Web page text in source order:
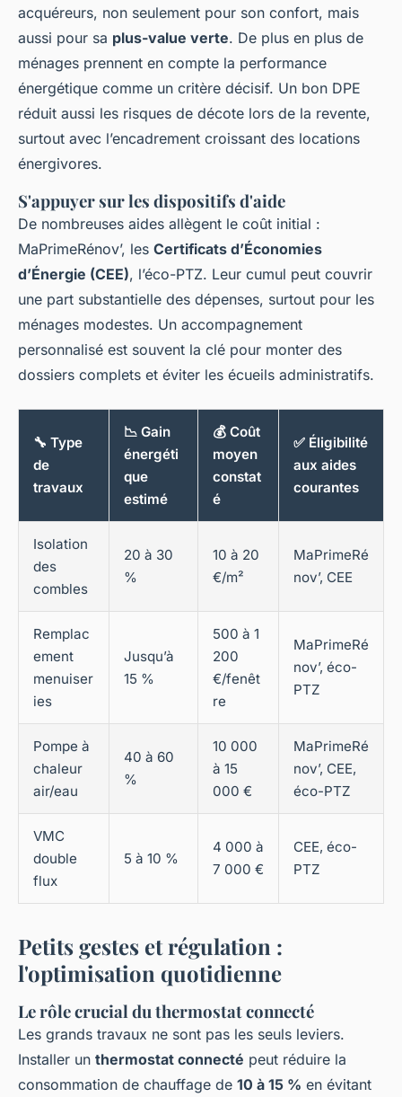
acquéreurs, non seulement pour son confort, mais
aussi pour sa plus-value verte. De plus en plus de
ménages prennent en compte la performance
énergétique comme un critère décisif. Un bon DPE
réduit aussi les risques de décote lors de la revente,
surtout avec l’encadrement croissant des locations
énergivores.
S'appuyer sur les dispositifs d'aide
De nombreuses aides allègent le coût initial :
MaPrimeRénov’, les Certificats d’Économies
d’Énergie (CEE), l’éco-PTZ. Leur cumul peut couvrir
une part substantielle des dépenses, surtout pour les
ménages modestes. Un accompagnement
personnalisé est souvent la clé pour monter des
dossiers complets et éviter les écueils administratifs.
🔧 Type
de
travaux
📉 Gain
énergéti
que
estimé
💰 Coût
moyen
constat
é
✅ Éligibilité
aux aides
courantes
Isolation
des
combles
20 à 30
%
10 à 20
€/m²
MaPrimeRé
nov’, CEE
Remplac
ement
menuiser
ies
Jusqu’à
15 %
500 à 1
200
€/fenêt
re
MaPrimeRé
nov’, éco-
PTZ
Pompe à
chaleur
air/eau
40 à 60
%
10 000
à 15
000 €
MaPrimeRé
nov’, CEE,
éco-PTZ
VMC
double
flux
5 à 10 %
4 000 à
7 000 €
CEE, éco-
PTZ
Petits gestes et régulation :
l'optimisation quotidienne
Le rôle crucial du thermostat connecté
Les grands travaux ne sont pas les seuls leviers.
Installer un thermostat connecté peut réduire la
consommation de chauffage de 10 à 15 % en évitant